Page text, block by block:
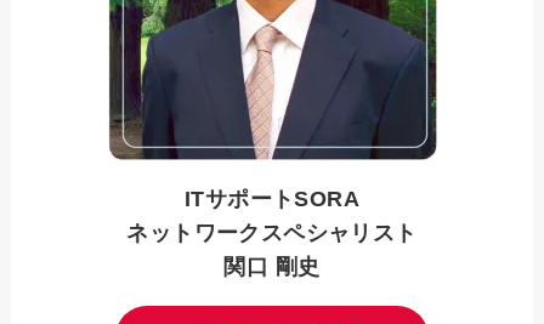
ITサポートSORA
ネットワークスペシャリスト
関口 剛史